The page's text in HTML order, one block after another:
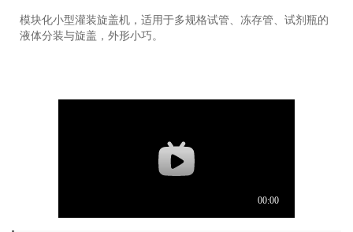
模块化小型灌装旋盖机，适用于多规格试管、冻存管、试剂瓶的
液体分装与旋盖，外形小巧。